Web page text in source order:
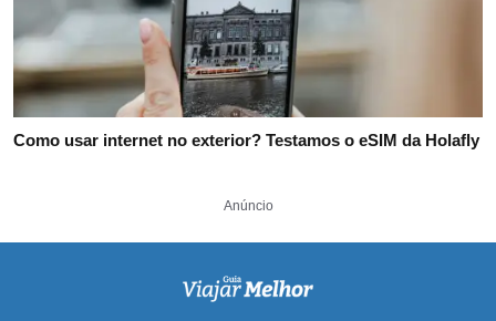
Como usar internet no exterior? Testamos o eSIM da Holafly
Anúncio